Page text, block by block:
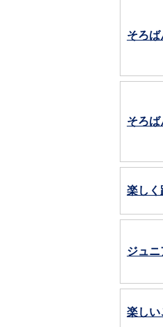
そろば
そろば
楽しく
ジュ
楽しい